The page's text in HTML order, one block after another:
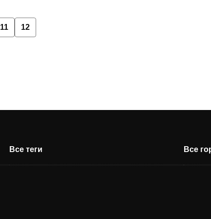
11 12
Все теги Все